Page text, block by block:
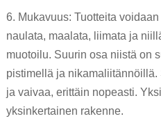
6. Mukavuus: Tuotteita
naulata, maalata, liimata ja
muotoilu. Suurin osa niistä on
pistimellä ja
ja vaivaa, erittäin nopeasti.
yksinkertainen rakenne.